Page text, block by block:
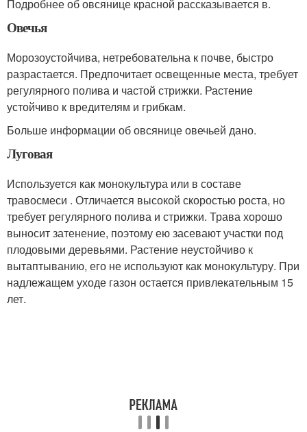
Подробнее об овсянице красной рассказывается в.
Овечья
Морозоустойчива, нетребовательна к почве, быстро
разрастается. Предпочитает освещенные места, требует
регулярного полива и частой стрижки. Растение
устойчиво к вредителям и грибкам.
Больше информации об овсянице овечьей дано.
Луговая
Используется как монокультура или в составе
травосмеси . Отличается высокой скоростью роста, но
требует регулярного полива и стрижки. Трава хорошо
выносит затенение, поэтому ею засевают участки под
плодовыми деревьями. Растение неустойчиво к
вытаптыванию, его не используют как монокультуру. При
надлежащем уходе газон остается привлекательным 15
лет.